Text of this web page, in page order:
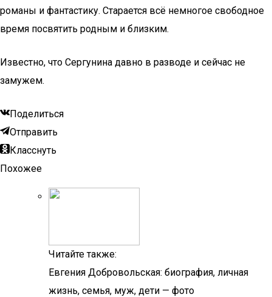
романы и фантастику. Старается всё немногое свободное
время посвятить родным и близким.
Известно, что Сергунина давно в разводе и сейчас не
замужем.
Поделиться
Отправить
Класснуть
Похожее
Читайте также:
Евгения Добровольская: биография, личная
жизнь, семья, муж, дети — фото